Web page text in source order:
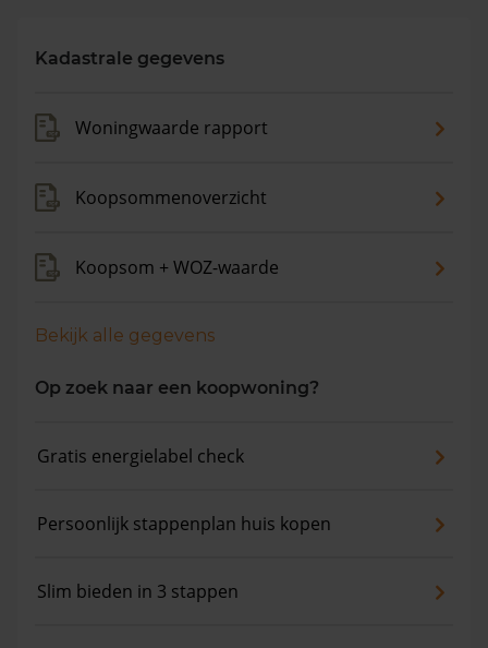
verkocht. De gemiddelde huizenprijs is €356.333. De
gestegen.
Kadastrale gegevens
Woningwaarde rapport
Koopsommenoverzicht
Koopsom + WOZ-waarde
Bekijk alle gegevens
Op zoek naar een koopwoning?
Gratis energielabel check
Persoonlijk stappenplan huis kopen
Slim bieden in 3 stappen